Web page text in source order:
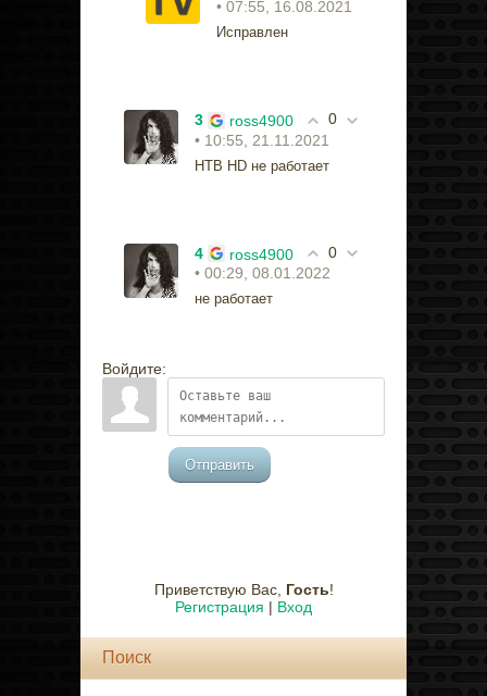
• 07:55, 16.08.2021
Исправлен
0
3
ross4900
• 10:55, 21.11.2021
НТВ HD не работает
0
4
ross4900
• 00:29, 08.01.2022
не работает
Войдите:
Отправить
Приветствую Вас, Гость!
Регистрация | Вход
Поиск